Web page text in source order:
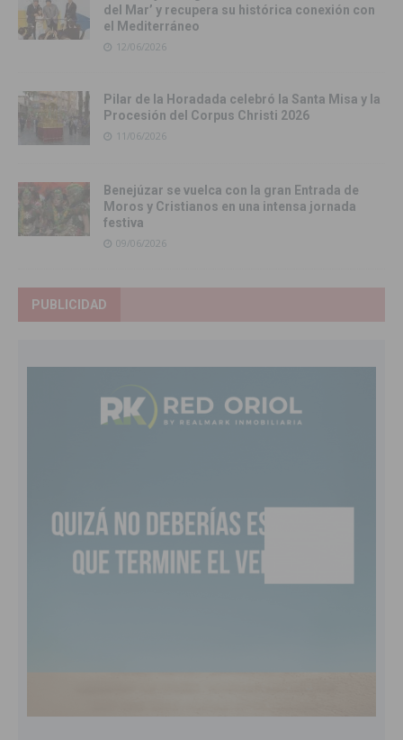
del Mar’ y recupera su histórica conexión con
el Mediterráneo
12/06/2026
Pilar de la Horadada celebró la Santa Misa y la
Procesión del Corpus Christi 2026
11/06/2026
Benejúzar se vuelca con la gran Entrada de
Moros y Cristianos en una intensa jornada
festiva
09/06/2026
PUBLICIDAD